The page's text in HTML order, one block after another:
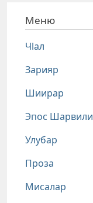
Меню
Чlал
Зарияр
Шиирар
Эпос Шарвили
Улубар
Проза
Мисалар